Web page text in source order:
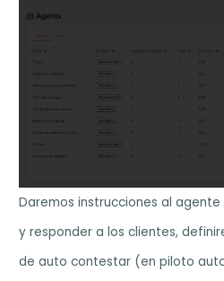
Daremos instrucciones al
y responder a los clientes,
de auto contestar (en piloto